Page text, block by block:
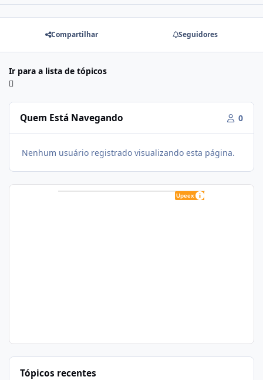
Compartilhar Seguidores
Ir para a lista de tópicos
Quem Está Navegando 0
Nenhum usuário registrado visualizando esta página.
Tópicos recentes